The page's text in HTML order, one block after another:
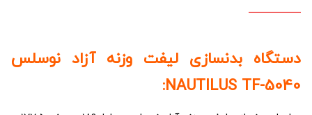
دستگاه بدنسازی لیفت وزنه آزاد نوسلس
NAUTILUS TF-5040: